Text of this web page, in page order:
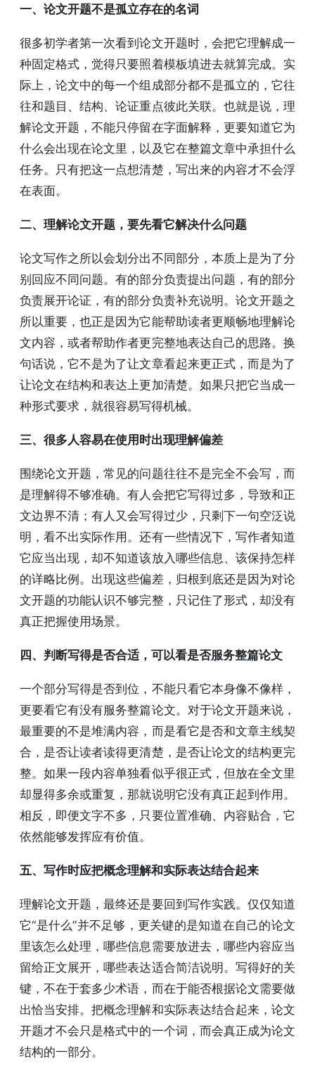
一、论文开题不是孤立存在的名词
很多初学者第一次看到论文开题时，会把它理解成一
种固定格式，觉得只要照着模板填进去就算完成。实
际上，论文中的每一个组成部分都不是孤立的，它往
往和题目、结构、论证重点彼此关联。也就是说，理
解论文开题，不能只停留在字面解释，更要知道它为
什么会出现在论文里，以及它在整篇文章中承担什么
任务。只有把这一点想清楚，写出来的内容才不会浮
在表面。
二、理解论文开题，要先看它解决什么问题
论文写作之所以会划分出不同部分，本质上是为了分
别回应不同问题。有的部分负责提出问题，有的部分
负责展开论证，有的部分负责补充说明。论文开题之
所以重要，也正是因为它能帮助读者更顺畅地理解论
文内容，或者帮助作者更完整地表达自己的思路。换
句话说，它不是为了让文章看起来更正式，而是为了
让论文在结构和表达上更加清楚。如果只把它当成一
种形式要求，就很容易写得机械。
三、很多人容易在使用时出现理解偏差
围绕论文开题，常见的问题往往不是完全不会写，而
是理解得不够准确。有人会把它写得过多，导致和正
文边界不清；有人又会写得过少，只剩下一句空泛说
明，看不出实际作用。还有一些情况下，写作者知道
它应当出现，却不知道该放入哪些信息、该保持怎样
的详略比例。出现这些偏差，归根到底还是因为对论
文开题的功能认识不够完整，只记住了形式，却没有
真正把握使用场景。
四、判断写得是否合适，可以看是否服务整篇论文
一个部分写得是否到位，不能只看它本身像不像样，
更要看它有没有服务整篇论文。对于论文开题来说，
最重要的不是堆满内容，而是看它是否和文章主线契
合，是否让读者读得更清楚，是否让论文的结构更完
整。如果一段内容单独看似乎很正式，但放在全文里
却显得多余或重复，那就说明它没有真正起到作用。
相反，即便文字不多，只要位置准确、内容贴合，它
依然能够发挥应有价值。
五、写作时应把概念理解和实际表达结合起来
理解论文开题，最终还是要回到写作实践。仅仅知道
它“是什么”并不足够，更关键的是知道在自己的论文
里该怎么处理，哪些信息需要放进去，哪些内容应当
留给正文展开，哪些表达适合简洁说明。写得好的关
键，不在于套多少术语，而在于能否根据论文需要做
出恰当安排。把概念理解和实际表达结合起来，论文
开题才不会只是格式中的一个词，而会真正成为论文
结构的一部分。